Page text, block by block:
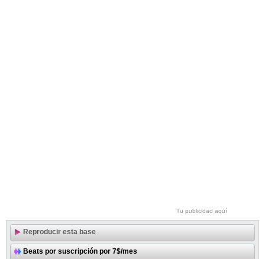
Tu publicidad aquí
Reproducir esta base
Beats por suscripción por 7$/mes